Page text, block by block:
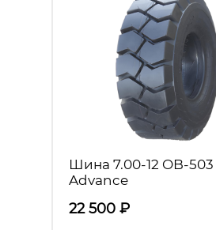
Шина 7.00-12 OB-503
Advance
22 500 ₽